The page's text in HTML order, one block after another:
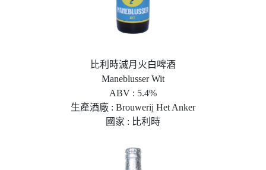
比利時滅月火白啤酒
Maneblusser Wit
ABV : 5.4%
生產酒廠 : Brouwerij Het Anker
國家 : 比利時